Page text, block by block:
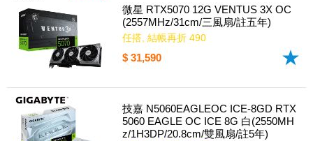
微星 RTX5070 12G VENTUS 3X OC
(2557MHz/31cm/三風扇/註五年)
任搭, 結帳再折 490
$ 31,590
技嘉 N5060EAGLEOC ICE-8GD RTX
5060 EAGLE OC ICE 8G 白(2550MH
z/1H3DP/20.8cm/雙風扇/註5年)